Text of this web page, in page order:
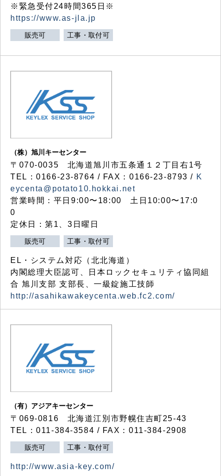
※緊急受付24時間365日※
https://www.as-jla.jp
販売可 工事・取付可
（株）旭川キーセンター
〒070-0035 北海道旭川市五条通１２丁目右1号
TEL：0166-23-8764 / FAX：0166-23-8793 / K
eycenta@potato10.hokkai.net
営業時間：平日9:00〜18:00 土日10:00〜17:0
0
定休日：第1、3日曜日
販売可 工事・取付可
EL・システム対応（北北海道）
内閣総理大臣認可、日本ロックセキュリティ協同組
合 旭川支部 支部長、一級錠施工技師
http://asahikawakeycenta.web.fc2.com/
（有）アジアキーセンター
〒069-0816 北海道江別市野幌住吉町25-43
TEL：011-384-3584 / FAX：011-384-2908
販売可 工事・取付可
http://www.asia-key.com/